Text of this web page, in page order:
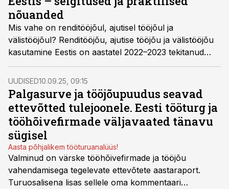
nõuanded
Mis vahe on renditööjõul, ajutisel tööjõul ja
välistööjõul? Renditööjõu, ajutise tööjõu ja välistööjõu
kasutamine Eestis on aastatel 2022–2023 tekitanud
palju arutelusid. Seadusandluses on tehtud muudatusi,
kuid pretsedentideta on nende tõlgendamiseks ruumi
rohkesti.
UUDISED10.09.25, 09:15
Palgasurve ja tööjõupuudus seavad
ettevõtted tulejoonele. Eesti tööturg ja
tööhõivefirmade väljavaated tänavu
sügisel
Aasta põhjalikem tööturuanalüüs!
Valminud on värske tööhõivefirmade ja tööjõu
vahendamisega tegelevate ettevõtete aastaraport.
Turuosalisena lisas sellele oma kommentaari